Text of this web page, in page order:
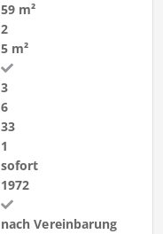
59 m²
2
5 m²
3
6
33
1
sofort
1972
nach Vereinbarung